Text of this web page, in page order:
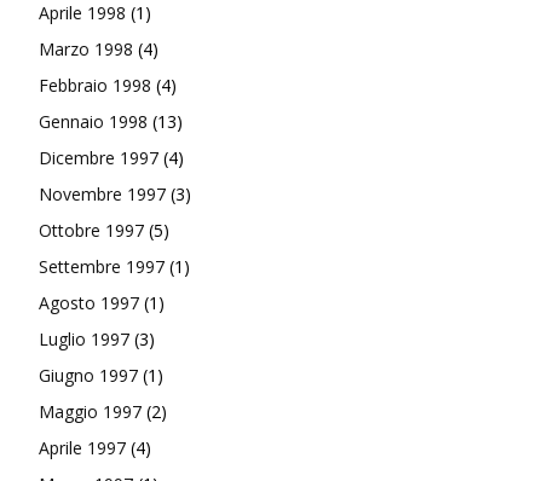
Aprile 1998 (1)
Marzo 1998 (4)
Febbraio 1998 (4)
Gennaio 1998 (13)
Dicembre 1997 (4)
Novembre 1997 (3)
Ottobre 1997 (5)
Settembre 1997 (1)
Agosto 1997 (1)
Luglio 1997 (3)
Giugno 1997 (1)
Maggio 1997 (2)
Aprile 1997 (4)